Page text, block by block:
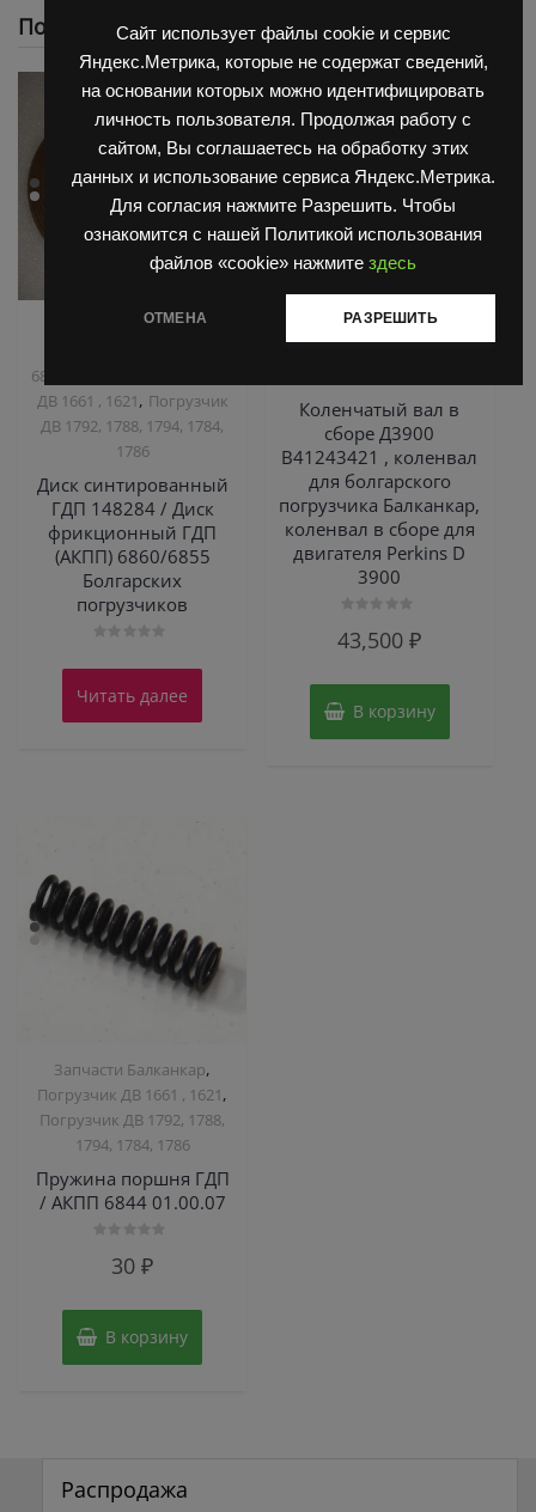
Сайт использует файлы cookie и сервис
Яндекс.Метрика, которые не содержат сведений,
на основании которых можно идентифицировать
личность пользователя. Продолжая работу с
сайтом, Вы соглашаетесь на обработку этих
данных и использование сервиса Яндекс.Метрика.
Для согласия нажмите Разрешить. Чтобы
ознакомится с нашей Политикой использования
файлов «cookie» нажмите здесь
ОТМЕНА РАЗРЕШИТЬ
Похожие
Запчасти Балканкар
6860/6855/6870
ДВ 1661 , 1621, Погрузчик
ДВ 1792, 1788, 1794, 1784,
1786
Диск синтированный
ГДП 148284 / Диск
фрикционный ГДП
(АКПП) 6860/6855
Болгарских
погрузчиков
0
5
Читать далее
Двигатель Д3900,Запчасти
Коленчатый вал в
сборе Д3900
B41243421 , коленвал
для болгарского
погрузчика Балканкар,
коленвал в сборе для
двигателя Perkins D
3900
0
43,500₽
В корзину
Запчасти Балканкар,
Погрузчик ДВ 1661 , 1621,
Погрузчик ДВ 1792, 1788,
1794, 1784, 1786
Пружина поршня ГДП
/ АКПП 6844 01.00.07
30₽
В корзину
Распродажа